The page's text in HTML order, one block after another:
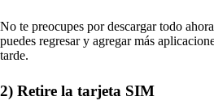
No te preocupes por descargar todo
puedes regresar y agregar más
tarde.
2) Retire la tarjeta SIM